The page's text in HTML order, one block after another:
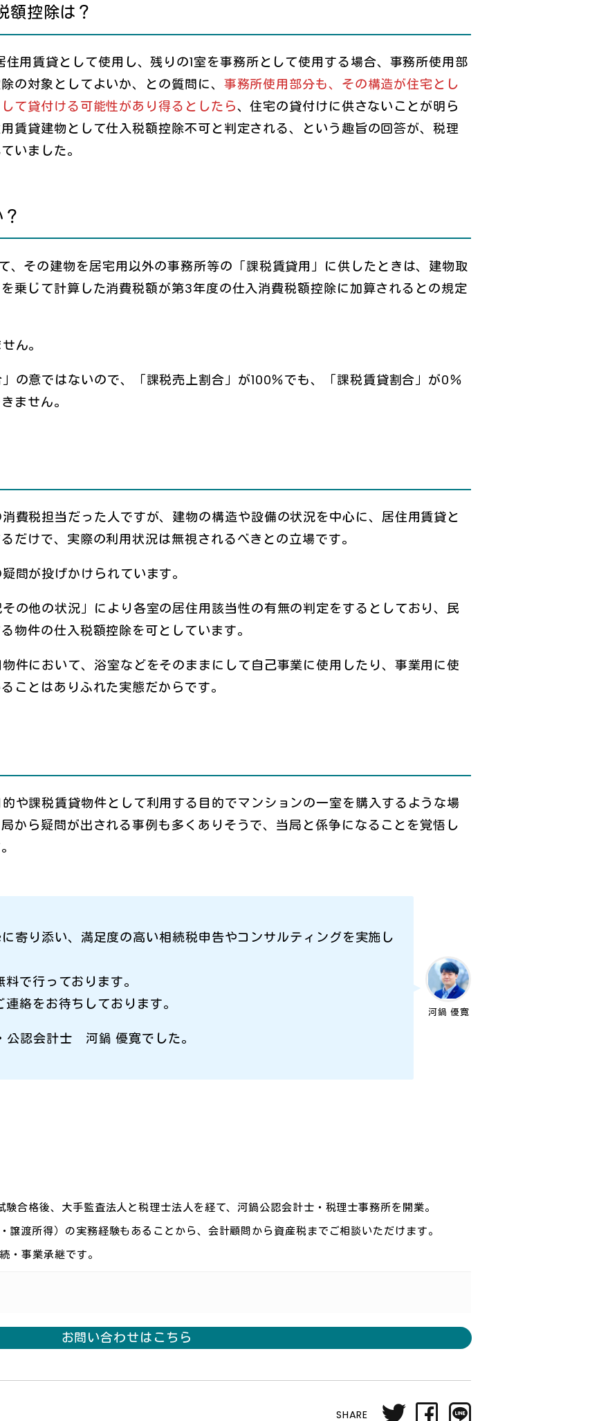
額控除は？
用賃貸として使用し、残りの1室を事務所として使用する場合、事務所使用部
の対象としてよいか、との質問に、 事務所使用部分も、その構造が住宅とし
て貸付ける可能性があり得るとしたら、住宅の貸付けに供さないことが明ら
賃貸建物として仕入税額控除不可と判定される、という趣旨の回答が、税理
いました。
、その建物を居宅用以外の事務所等の「課税賃貸用」に供したときは、建物取
乗じて計算した消費税額が第3年度の仕入消費税額控除に加算されるとの規定
ん。
の意ではないので、「課税売上割合」が100％でも、「課税賃貸割合」が0％
ません。
費税担当だった人ですが、建物の構造や設備の状況を中心に、居住用賃貸と
だけで、実際の利用状況は無視されるべきとの立場です。
問が投げかけられています。
の他の状況」により各室の居住用該当性の有無の判定をするとしており、民
物件の仕入税額控除を可としています。
件において、浴室などをそのままにして自己事業に使用したり、事業用に使
ことはありふれた実態だからです。
や課税賃貸物件として利用する目的でマンションの一室を購入するような場
から疑問が出される事例も多くありそうで、当局と係争になることを覚悟し
河鍋 優寛
寄り添い、満足度の高い相続税申告やコンサルティングを実施し
で行っております。
絡をお待ちしております。
公認会計士 河鍋 優寛でした。
合格後、大手監査法人と税理士法人を経て、河鍋公認会計士・税理士事務所を開業。
譲渡所得）の実務経験もあることから、会計顧問から資産税までご相談いただけます。
・事業承継です。
お問い合わせはこちら
SHARE